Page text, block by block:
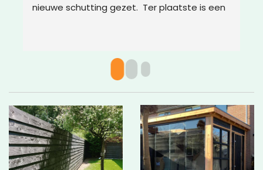
nieuwe schutting gezet.  Ter plaatste is een